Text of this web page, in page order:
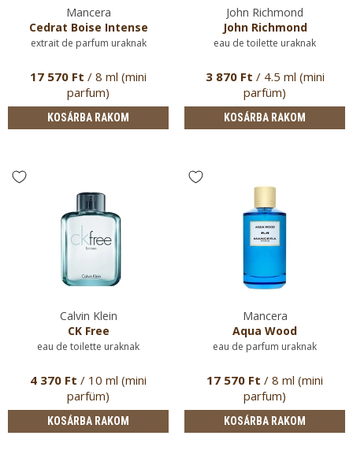
Mancera
Cedrat Boise Intense
extrait de parfum uraknak
17 570 Ft / 8 ml (mini
parfum)
KOSÁRBA RAKOM
John Richmond
John Richmond
eau de toilette uraknak
3 870 Ft / 4.5 ml (mini
parfüm)
KOSÁRBA RAKOM
Calvin Klein
CK Free
eau de toilette uraknak
4 370 Ft / 10 ml (mini
parfüm)
KOSÁRBA RAKOM
Mancera
Aqua Wood
eau de parfum uraknak
17 570 Ft / 8 ml (mini
parfum)
KOSÁRBA RAKOM